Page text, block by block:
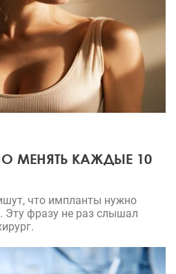
МЕНЯТЬ КАЖДЫЕ 10
что импланты нужно
Эту фразу не раз слышал